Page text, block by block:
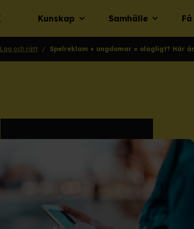
Kunskap Samhälle
Lag och rätt / Spelreklam + ungdomar = olagligt? Här